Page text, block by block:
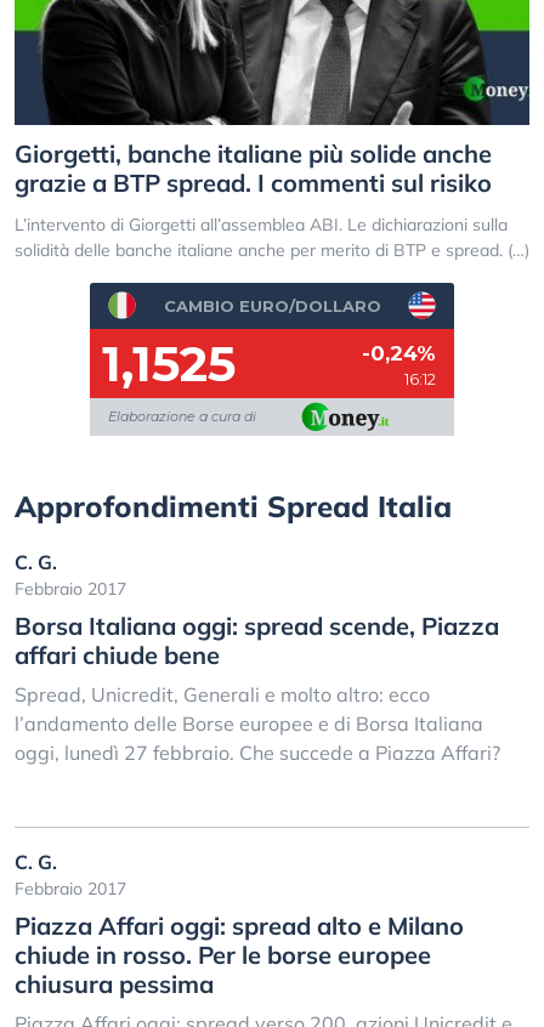
Giorgetti, banche italiane più solide anche
grazie a BTP spread. I commenti sul risiko
L’intervento di Giorgetti all’assemblea ABI. Le dichiarazioni sulla
solidità delle banche italiane anche per merito di BTP e spread. (…)
CAMBIO EURO/DOLLARO
1,1525 -0,24%
16:12
Elaborazione a cura di
Approfondimenti Spread Italia
C. G.
Febbraio 2017
Borsa Italiana oggi: spread scende, Piazza
affari chiude bene
Spread, Unicredit, Generali e molto altro: ecco
l’andamento delle Borse europee e di Borsa Italiana
oggi, lunedì 27 febbraio. Che succede a Piazza Affari?
C. G.
Febbraio 2017
Piazza Affari oggi: spread alto e Milano
chiude in rosso. Per le borse europee
chiusura pessima